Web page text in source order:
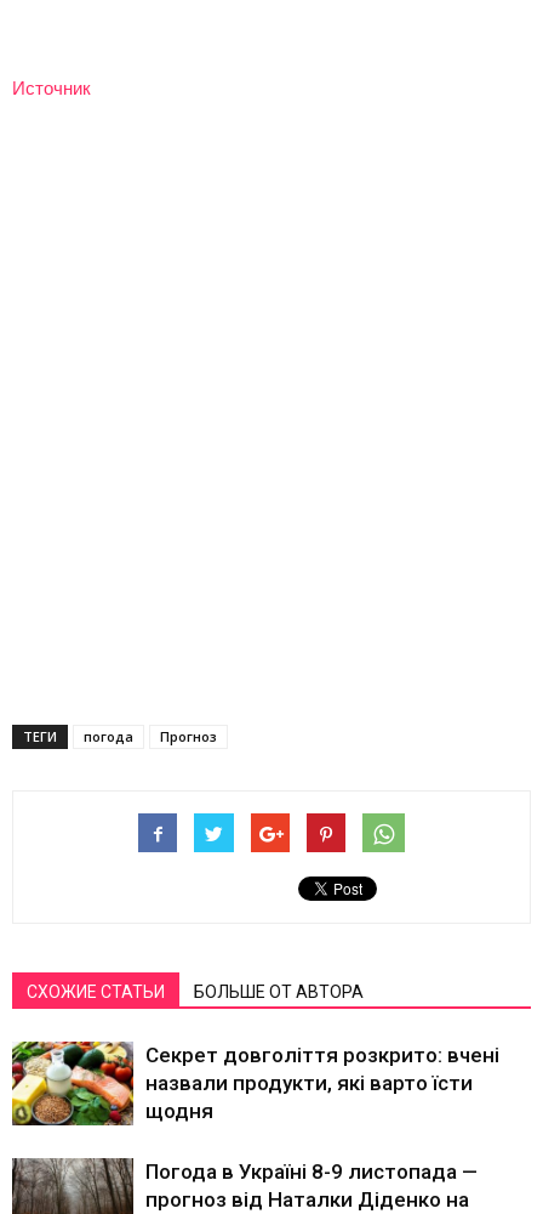
Источник
ТЕГИ погода Прогноз
СХОЖИЕ СТАТЬИ БОЛЬШЕ ОТ АВТОРА
Секрет довголіття розкрито: вчені
назвали продукти, які варто їсти
щодня
Погода в Україні 8-9 листопада —
прогноз від Наталки Діденко на